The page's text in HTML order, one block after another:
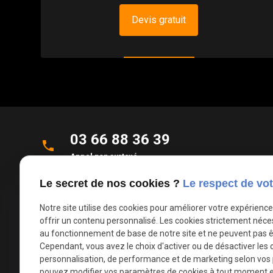
Devis gratuit
phone 03 66 88 36 39
Appel non surtaxé
place
Allée des Roseaux
59270 Bailleul
mail contact@deco-stores.com
Le secret de nos cookies ? Le respect de
Notre site utilise des cookies pour améliorer votre
offrir un contenu personnalisé. Les cookies strictement
au fonctionnement de base de notre site et ne peuvent pas
Cependant, vous avez le choix d'activer ou de désactiver les
personnalisation, de performance et de marketing selon vos